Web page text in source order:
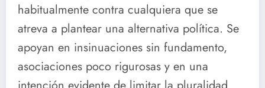
habitualmente contra cualquiera que se
atreva a plantear una alternativa política. Se
apoyan en insinuaciones sin fundamento,
asociaciones poco rigurosas y en una